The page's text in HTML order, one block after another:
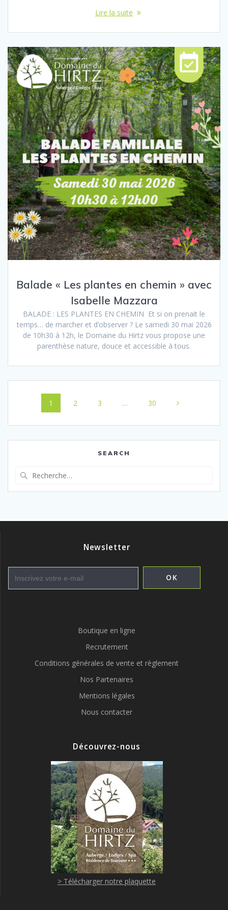
Lire la suite
Balade « Les plantes en chemin » avec
Isabelle Mazzara
BALADE : LES PLANTES EN CHEMIN Et si on prenait le
temps… de marcher et d’observer ? Le samedi 30 mai 2026
de 10h30 à 12h, le Domaine du Hirtz vous propose une
parenthèse nature, douce et accessible à tous.
Navigation
sein
articles
Page
1 Page
2 Page
3 … Page
30
SEARCH
:
Newsletter
Boutique en ligne
Recrutement
Conditions générales de vente et règlement
Nos Partenaires
Mentions légales
Nous contacter
Découvrez-nous
> Télécharger notre plaquette